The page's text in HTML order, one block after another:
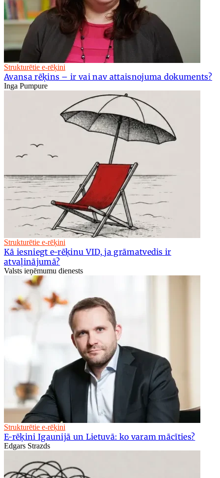
Strukturētie e-rēķini
Avansa rēķins – ir vai nav attaisnojuma dokuments?
Inga Pumpure
Strukturētie e-rēķini
Kā iesniegt e-rēķinu VID, ja grāmatvedis ir
atvaļinājumā?
Valsts ieņēmumu dienests
Strukturētie e-rēķini
E-rēķini Igaunijā un Lietuvā: ko varam mācīties?
Edgars Strazds